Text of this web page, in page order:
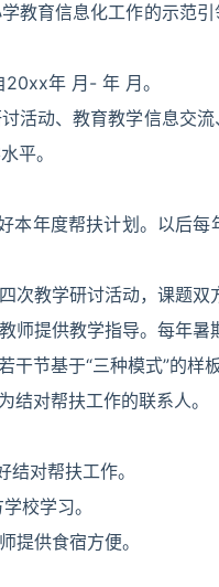
教育信息化工作的示范
年 月- 年 月。
活动、教育教学信息交
平。
本年度帮扶计划。以后
次教学研讨活动，课题双
师提供教学指导。每年暑
干节基于“三种模式”的样
结对帮扶工作的联系人。
结对帮扶工作。
校学习。
提供食宿方便。